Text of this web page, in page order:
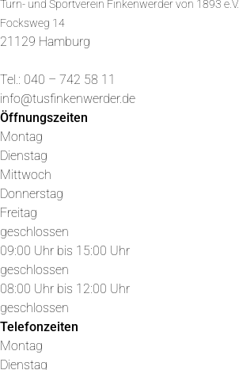
Turn- und Sportverein Finkenwerder von 1893 e.V.
Focksweg 14
21129 Hamburg
Tel.: 040 – 742 58 11
info@tusfinkenwerder.de
Öffnungszeiten
Montag
Dienstag
Mittwoch
Donnerstag
Freitag
geschlossen
09:00 Uhr bis 15:00 Uhr
geschlossen
08:00 Uhr bis 12:00 Uhr
geschlossen
Telefonzeiten
Montag
Dienstag